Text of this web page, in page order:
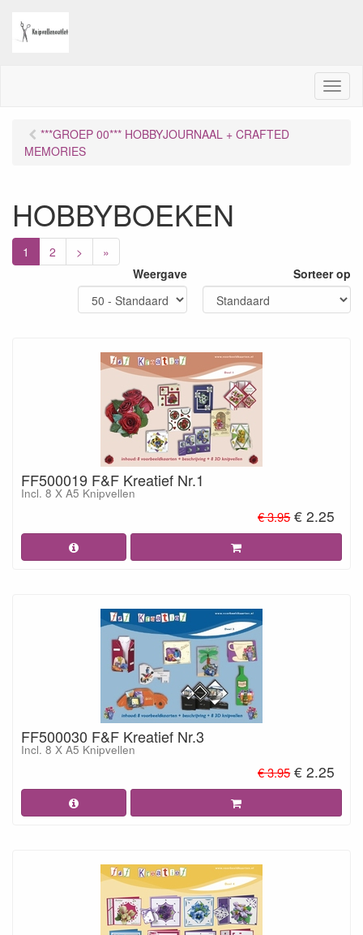
M
e
***GROEP 00*** HOBBYJOURNAAL + CRAFTED
MEMORIES
HOBBYBOEKEN
1 2 >
»
Weergave
Sorteer op
FF500019 F&F Kreatief Nr.1
Incl. 8 X A5 Knipvellen
€ 3.95 € 2.25
FF500030 F&F Kreatief Nr.3
Incl. 8 X A5 Knipvellen
€ 3.95 € 2.25